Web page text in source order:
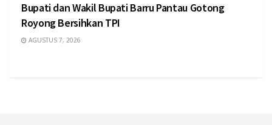
Bupati dan Wakil Bupati Barru Pantau Gotong
Royong Bersihkan TPI
AGUSTUS 7, 2026